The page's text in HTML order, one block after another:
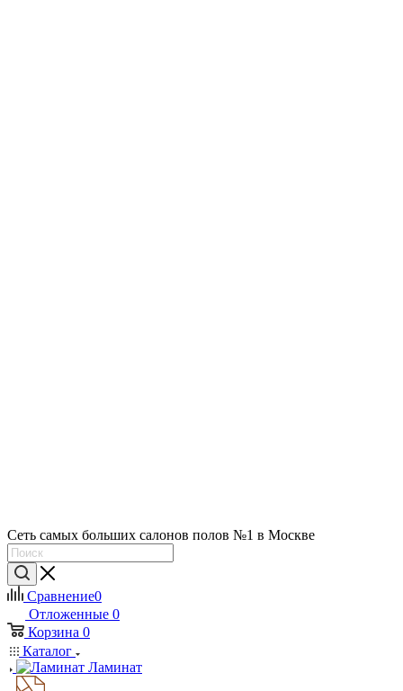
Сеть самых больших салонов полов №1 в Москве
Сравнение0
Отложенные 0
Корзина 0
Каталог
Ламинат